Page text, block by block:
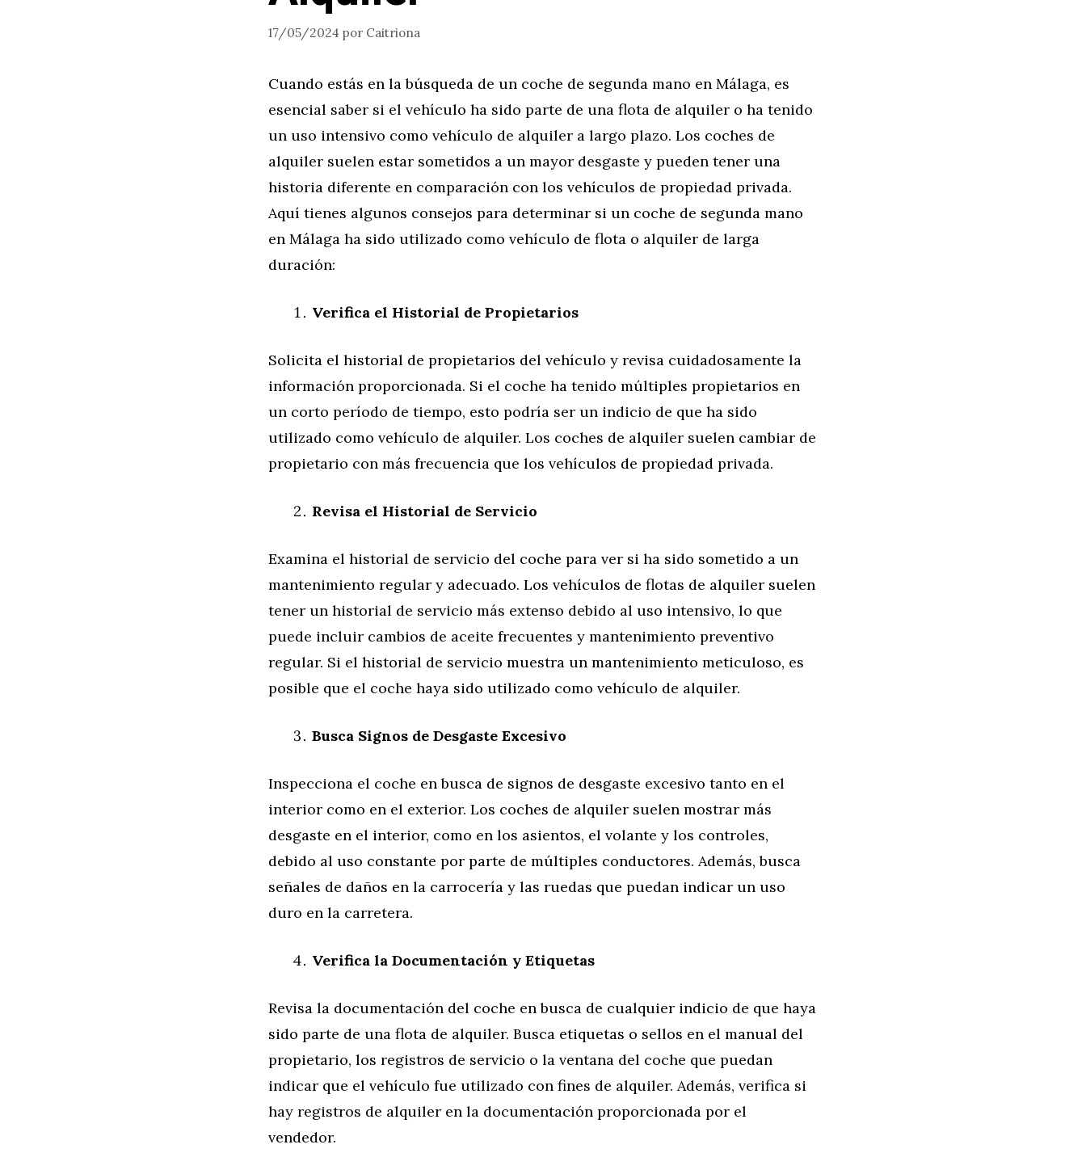
17/05/2024 por Caitriona
Cuando estás en la búsqueda de un coche de segunda mano en Málaga, es
esencial saber si el vehículo ha sido parte de una flota de alquiler o ha tenido
un uso intensivo como vehículo de alquiler a largo plazo. Los coches de
alquiler suelen estar sometidos a un mayor desgaste y pueden tener una
historia diferente en comparación con los vehículos de propiedad privada.
Aquí tienes algunos consejos para determinar si un coche de segunda mano
en Málaga ha sido utilizado como vehículo de flota o alquiler de larga
duración:
Verifica el Historial de Propietarios
Solicita el historial de propietarios del vehículo y revisa cuidadosamente la
información proporcionada. Si el coche ha tenido múltiples propietarios en
un corto período de tiempo, esto podría ser un indicio de que ha sido
utilizado como vehículo de alquiler. Los coches de alquiler suelen cambiar de
propietario con más frecuencia que los vehículos de propiedad privada.
Revisa el Historial de Servicio
Examina el historial de servicio del coche para ver si ha sido sometido a un
mantenimiento regular y adecuado. Los vehículos de flotas de alquiler suelen
tener un historial de servicio más extenso debido al uso intensivo, lo que
puede incluir cambios de aceite frecuentes y mantenimiento preventivo
regular. Si el historial de servicio muestra un mantenimiento meticuloso, es
posible que el coche haya sido utilizado como vehículo de alquiler.
Busca Signos de Desgaste Excesivo
Inspecciona el coche en busca de signos de desgaste excesivo tanto en el
interior como en el exterior. Los coches de alquiler suelen mostrar más
desgaste en el interior, como en los asientos, el volante y los controles,
debido al uso constante por parte de múltiples conductores. Además, busca
señales de daños en la carrocería y las ruedas que puedan indicar un uso
duro en la carretera.
Verifica la Documentación y Etiquetas
Revisa la documentación del coche en busca de cualquier indicio de que haya
sido parte de una flota de alquiler. Busca etiquetas o sellos en el manual del
propietario, los registros de servicio o la ventana del coche que puedan
indicar que el vehículo fue utilizado con fines de alquiler. Además, verifica si
hay registros de alquiler en la documentación proporcionada por el
vendedor.